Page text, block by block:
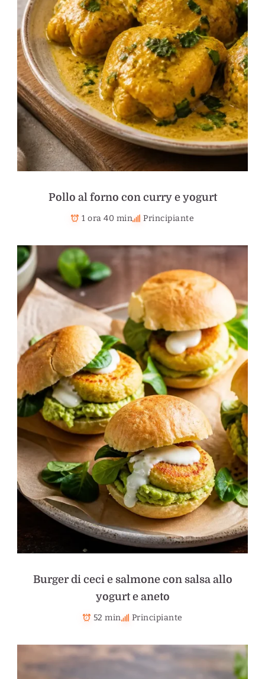
Pollo al forno con curry e yogurt
1 ora 40 min Principiante
Burger di ceci e salmone con salsa allo
yogurt e aneto
52 min Principiante